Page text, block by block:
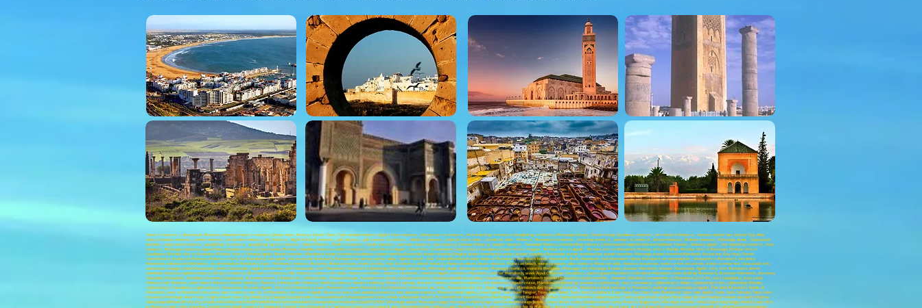
Tours in morocco , cultural tours Morocco; adventure tours in morocco ,Sahara tours; Morocco Desert Tours; Tours around morocco ;Agadir Tours morocco , biking tours in morocco , bird watching in morocco ,Paragliding in Morocco; Merzouga bivouac, Desert Camp; Casablanca morocco , 4x4 rental in Morocco , morocco desert tour ,Desert Trip; Atlas
tours; Essaouira morocco , events morocco , excursions morocco , Fez Morocco , flight ticketing morocco , golf morocco , golf courses in morocco , hotels in morocco , imperial cities tours , incentives tours Morocco , Marrakech incentives , incoming morocco , journeys to morocco , leisure morocco , Meknes morocco , Merzouga dunes , Ouarzazate
Kasbahs , outgo travel morocco , paragliding in morocco , paragliding tours in morocco , Rabat Morocco , Riads in morocco , Saidia morocco , seminars morocco , spa morocco, Tafraout Morocco , tangier morocco , Taroudant Morocco, teambuilding morocco ,Chefchaouen;Tanger;Asilah;Larache;Rabat; Tetouan , thalasso agadir , tour operating morocco , trips
morocco , Merzouga morocco; zagora Morocco;Sahara morocco; Coach rental ;Minibus rental;Bus rental ;car rental in morocco ; Coach Hire in Agadir ; Coach Hire in marrakech; Coach Hire in Casablanca; Coach Hire in Tangier ; Minibus Hire in Agadir ; Minibus Hire in Marrakech; Minibus Hire in Dakhla; Minibus Hire in Merzouga; Minibus Hire in
Casablanca; Minibus Hire in Essaouira; Minibus Hire in Tafraout; Agadir Airport transfers ;Marrakech airport transfers;Casablanca airport transfers;Errachidia airport transfers;Tangier airport transfers;Essaouira airport transfers;Ouarzazate airport transfers;Fez airport transfers; Merzouga airport transfers;Marrakech Excursions ;Day trips; Desert
Tours;Morocco travel, 4x4 Morocco, Morocco circuit, 4x4 Marrakech, 4x4 agadir, 4x4 excursion Marrakech, Marrakech excursion, ourika valley, Agafay desert ; Asni ;Toubkal;Marrakech hotel, hotels of Marrakech, Marrakech hotels, Marrakech Riads, Marrakech riad, Marrakech hostel, Marrakech accommodation , restaurant in Marrakech, residence
Marrakech, habitaccion Marrakech, accommodation Marrakech, stays Marrakech, morocco discovery, Moroccan tours, morocco trips, trips to morocco, desert morocco, Moroccan desert, beach morocco, Moroccan beach, morocco nature, atlas morocco, Moroccan atlas, morocco excursions, morocco 4x4 excursions, morocco rental 4x4, Ouarzazate 4x4,
ouarzazate voyages, travel Ouarzazate, desert Ouarzazate, zagora excursions, visit Ouarzazate, visit Marrakech, Marrakech sightseeing, Merzouga excursions, Merzouga dunes, Merzouga desert, Merzouga morocco, morocco Merzouga, Merzouga 4x4, Merzouga bivouac, bivouac Marrakech, bivouac Ouarzazate, Agadir visit, visit Marrakech, desert
adventure morocco, explore morocco, biking in morocco, bike tours in morocco, mtb morocco, morocco off roads, morocco incentive, morocco incentives, incentive Agadir, incentive Marrakech, seminar Marrakech, week Agadir, seminar Casablanca, special group Marrakech, motivation Marrakech, team building Marrakech, discovery Marrakech, discovery
Taroudant, Marrakech, Taroudant, discovery Ouarzazate, discovery desert, Tafraout visit, Tafraout trips, Tafraout bivouac, Essaouira excursion, Ouzoud excursion, Ouzoud waterfall excursions, Taroudant excursions, Marrakech transfers;Marrakech airport transfer , transport Marrakech, monuments in Marrakech, visit fes, visit Casablanca, trips south
Morocco, trail Morocco, safari desert Morocco, Desert trekking Morocco, trekking atlas Morocco, trekking morocco, morocco trekking, Morocco Journey, discover morocco, travel to morocco, 4x4 landcruiser Agadir cruise, Marrakech sightseeing, essaouira sightseeing, stay in essoauira, sightseeing in Rabat, sightseeing in fez, sightseeing Meknes,
sightseeing in Casablanca, sightseeing in Ouarzazate, discovery Agadir, 4x4 circuit Marrakech, tours Marrakech, journey Marrakech, trip Marrakech, Marrakech day trips, Ouarzazate day trip , Agadir day trips , Marrakech day trips, book hotel in Marrakech, hotel bookings in Marrakech, booking accommodation Agadir, find hotel Marrakech, hotels of
Marrakech, tours in Marrakech, discovery tours morocco, rent car in Marrakech, rent cars in Agadir, Moroccan tours, tour operating morocco, tour operator morocco, Morocco travel agency, travel agent; Tours from Tangier; Tours from Rabat; Tours from Casablanca; Tours from Fez; Tours from Marrakech; Tours from Agadir; Tours from Tafraout; Tours from
Essaouira; Merzouga desert tours; Zagora desert tours; Erg Chebbi; Erg Chegaga;Tata;Ighrem;Ait mansour;Amtoudi;Tafraoute;painted rocks; Ameln valley;Goulmine;Sidi Ifni;Tafnidilt;For boujerif;Legzira Beach;Aglou; Tiznit; Kerdous; Ait hmed; Taghazout;Paradise valley;Imouzzer; Todra gorges;Dades gorges; Rose valley ;Ait ben Haddou; Telouet kassbah; Fint;Draa
Valley;Zagora;Mhamid;Tinfo; Erg Lihoudi;Imilchil;Rissani;Erfoud;Midelt;Meknes;Fez;Ifrane;Volubilis;Chaouen;alhociem;Nador;Oujda;ATV;SSV;VTT;Merzouga quads; Merzouga buggy; Merzouga 4x4;Merzouga Sand Dunes;Merzouga hotels; Luxury desert camp; Standard desert camp; Morocco Buggy tours; Merzouga minibus rental; Quad rental; Buggy Rental; Coach hire
in Morocco; Inter cities transfers; Transfer from Agadir airport to Taghazout; Transfer from Marrakech to Taghazout;3 days;4 Days:5days;6 days;7days;8days;9days;10days;3 days Marrakech to fez desert trip;3 Days fez to Marrakech desert tours;4 days Merzouga desert tours; Bin el Ouidane;Ait bouguemez;Ouzoud Waterfall; Al jadida;Mazagan;Casablanca